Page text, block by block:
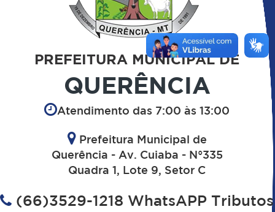
PREFEITURA MUNICIPAL DE
QUERÊNCIA
Atendimento das 7:00 às 13:00
Prefeitura Municipal de
Querência - Av. Cuiaba - N°335
Quadra 1, Lote 9, Setor C
(66)3529-1218 WhatsAPP Tributos